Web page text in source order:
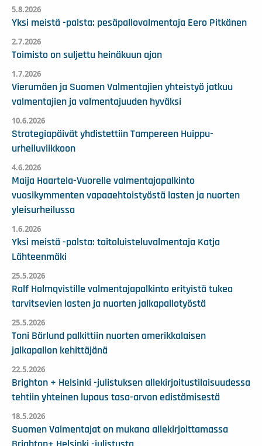
5.8.2026
Yksi meistä -palsta: pesäpallovalmentaja Eero Pitkänen
2.7.2026
Toimisto on suljettu heinäkuun ajan
1.7.2026
Vierumäen ja Suomen Valmentajien yhteistyö jatkuu
valmentajien ja valmentajuuden hyväksi
10.6.2026
Strategiapäivät yhdistettiin Tampereen Huippu-
urheiluviikkoon
4.6.2026
Maija Haartela-Vuorelle valmentajapalkinto
vuosikymmenten vapaaehtoistyöstä lasten ja nuorten
yleisurheilussa
1.6.2026
Yksi meistä -palsta: taitoluisteluvalmentaja Katja
Lähteenmäki
25.5.2026
Ralf Holmqvistille valmentajapalkinto erityistä tukea
tarvitsevien lasten ja nuorten jalkapallotyöstä
25.5.2026
Toni Bärlund palkittiin nuorten amerikkalaisen
jalkapallon kehittäjänä
22.5.2026
Brighton + Helsinki -julistuksen allekirjoitustilaisuudessa
tehtiin yhteinen lupaus tasa-arvon edistämisestä
18.5.2026
Suomen Valmentajat on mukana allekirjoittamassa